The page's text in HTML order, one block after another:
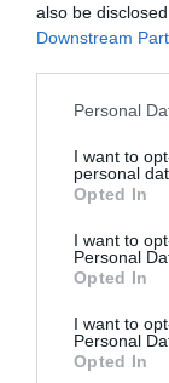
also be
Downstream
Personal
I want to
personal
Opted In
I want to
Personal
Opted In
I want to
Personal
Opted In
Nathan
και την
για